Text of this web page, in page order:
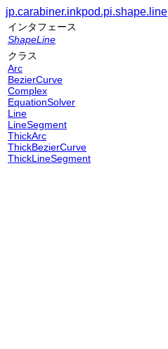
jp.carabiner.inkpod.pi.shape.line
インタフェース
ShapeLine
クラス
Arc
BezierCurve
Complex
EquationSolver
Line
LineSegment
ThickArc
ThickBezierCurve
ThickLineSegment